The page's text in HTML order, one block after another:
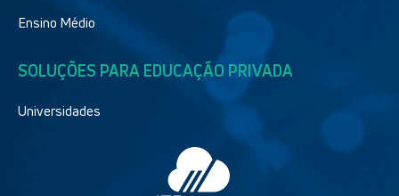
Ensino Médio
SOLUÇÕES PARA EDUCAÇÃO PRIVADA
Universidades